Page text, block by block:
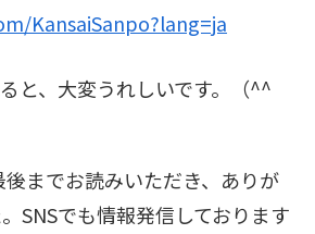
KansaiSanpo?lang=ja
と、大変うれしいです。（^^
後までお読みいただき、ありが
SNSでも情報発信しております